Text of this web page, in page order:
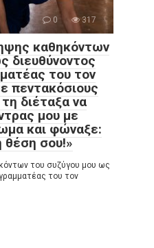
0 317
καθηκόντων
διευθύνοντος
του τον
πεντακόσιους
διέταξα να
μου με
και φώναξε:
θέση σου!»
του συζύγου μου ως
του τον